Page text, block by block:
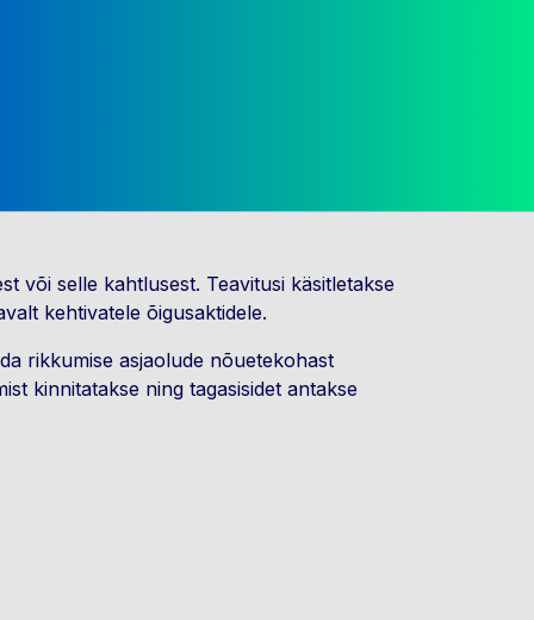
või selle kahtlusest. Teavitusi käsitletakse
kehtivatele õigusaktidele.
rikkumise asjaolude nõuetekohast
kinnitatakse ning tagasisidet antakse